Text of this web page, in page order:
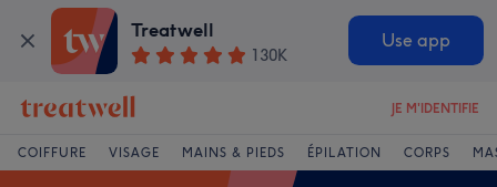
Treatwell
130K
Use app
JE M'IDENTIFIE
COIFFURE VISAGE MAINS & PIEDS ÉPILATION CORPS